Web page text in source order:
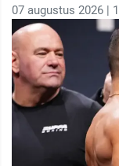
07 augustus 2026 |